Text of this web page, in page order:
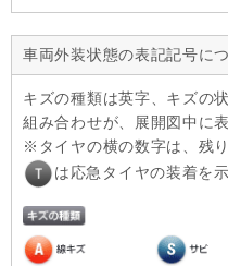
車両外装状態の表記記号に
キズの種類は英字、キズの
組み合わせが、展開図中に
タイヤの横の数字は、残
は応急タイヤの装着を